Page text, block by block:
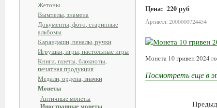
Жетоны
Вымпелы, знамена
Документы, фото, старинные
альбомы
Карандаши, пеналы, ручки
Игрушки, игры, настольные игры
Книги, газеты, блокноты,
печатная продукция
Медали, ордена, значки
Монеты
Античные монеты
Иностранные монеты
Цена: 220 руб
Артикул: 2000000724454
Монета 10 гривен 2024
Посмотреть еще в